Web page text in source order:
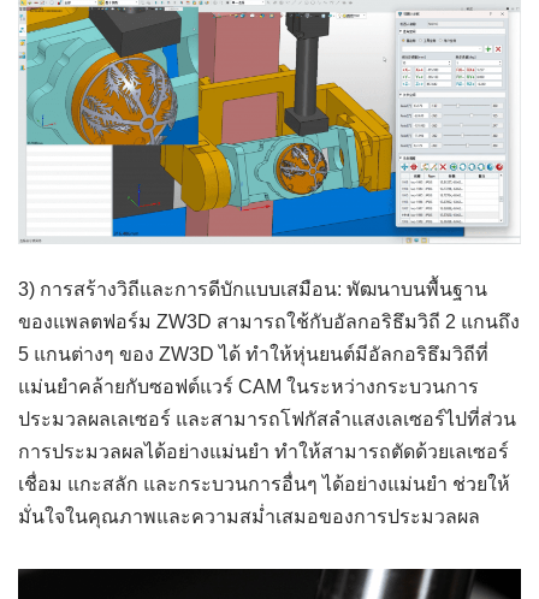
3) การสร้างวิถีและการดีบักแบบเสมือน: พัฒนาบนพื้นฐาน
ของแพลตฟอร์ม ZW3D สามารถใช้กับอัลกอริธึมวิถี 2 แกนถึง
5 แกนต่างๆ ของ ZW3D ได้ ทำให้หุ่นยนต์มีอัลกอริธึมวิถีที่
แม่นยำคล้ายกับซอฟต์แวร์ CAM ในระหว่างกระบวนการ
ประมวลผลเลเซอร์ และสามารถโฟกัสลำแสงเลเซอร์ไปที่ส่วน
การประมวลผลได้อย่างแม่นยำ ทำให้สามารถตัดด้วยเลเซอร์
เชื่อม แกะสลัก และกระบวนการอื่นๆ ได้อย่างแม่นยำ ช่วยให้
มั่นใจในคุณภาพและความสม่ำเสมอของการประมวลผล